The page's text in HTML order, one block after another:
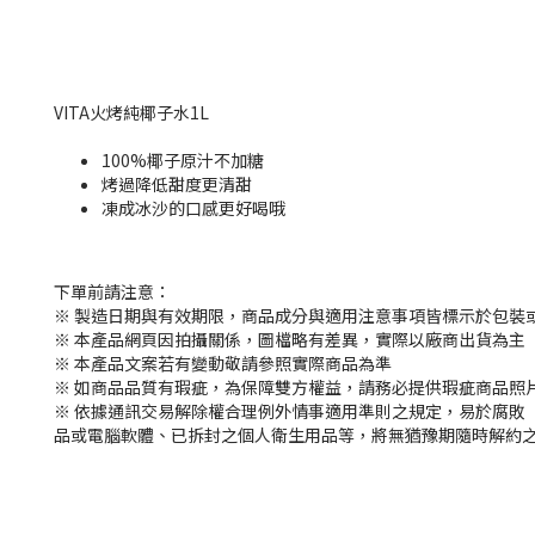
VITA火烤純椰子水1L
100%椰子原汁不加糖
烤過降低甜度更清甜
凍成冰沙的口感更好喝哦
下單前請注意：
※ 製造日期與有效期限，商品成分與適用注意事項皆標示於包裝
※ 本產品網頁因拍攝關係，圖檔略有差異，實際以廠商出貨為主
※ 本產品文案若有變動敬請參照實際商品為準
※ 如商品品質有瑕疵，為保障雙方權益，請務必提供瑕疵商品
※ 依據通訊交易解除權合理例外情事適用準則之規定，易於腐
品或電腦軟體、已拆封之個人衛生用品等，將無猶豫期隨時解約